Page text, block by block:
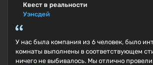
Квест в реальности
Уэнсдей
У нас была компания из 6 человек, было
комнаты выполнены в соответствующем
ничего не выбивалось. Мы отлично